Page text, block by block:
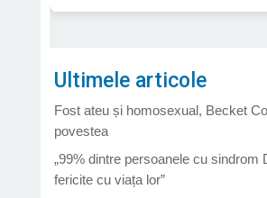
Ultimele articole
Fost ateu și homosexual, Becket
povestea
„99% dintre persoanele cu sindrom
fericite cu viața lor”